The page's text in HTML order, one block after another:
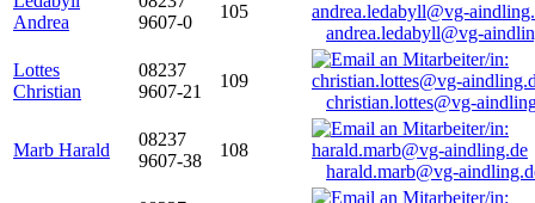
Andrea
9607-0
105
andrea.ledabyll@vg-
Lottes
Christian
08237
9607-21
109
christian.lottes@vg-
Marb Harald
08237
9607-38
108
harald.marb@vg-